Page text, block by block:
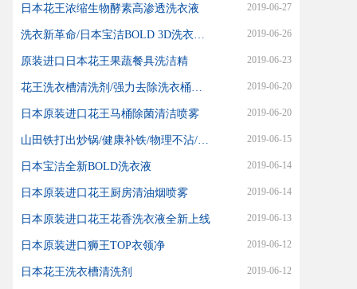
日本花王浓缩生物酵素高渗透洗衣液 2019-06-27
2019-06-26
原装进口日本花王果蔬餐具洗洁精 2019-06-23
2019-06-20
日本原装进口花王马桶除菌清洁喷雾 2019-06-20
2019-06-15
日本宝洁全新BOLD洗衣液 2019-06-14
日本原装进口花王厨房清油烟喷雾 2019-06-14
日本原装进口花王花香洗衣液全新上线 2019-06-13
日本原装进口狮王TOP衣领净 2019-06-12
日本花王洗衣槽清洗剂 2019-06-12